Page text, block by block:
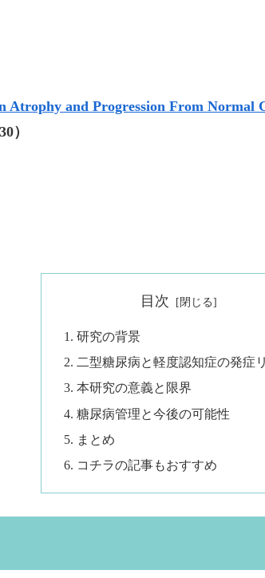
Atrophy and Progression From Normal
）
目次
研究の背景
二型糖尿病と軽度認知症の発症
本研究の意義と限界
糖尿病管理と今後の可能性
まとめ
コチラの記事もおすすめ